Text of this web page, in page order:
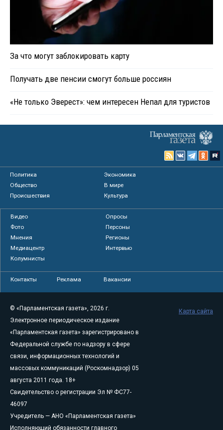
За что могут заблокировать карту
Получать две пенсии смогут больше россиян
«Не только Эверест»: чем интересен Непал для туристов
Политика
Экономика
Общество
В мире
Происшествия
Культура
Видео
Опросы
Фото
Персоны
Мнения
Регионы
Медиацентр
Интервью
Колумнисты
Контакты Реклама Вакансии
© «Парламентская газета», 2026 г.
Электронное периодическое издание
«Парламентская газета» зарегистрировано в
Федеральной службе по надзору в сфере
связи, информационных технологий и
массовых коммуникаций (Роскомнадзор) 05
августа 2011 года. 18+
Свидетельство о регистрации Эл № ФС77-
46097
Учредитель — АНО «Парламентская газета»
Исполняющий обязанности главного
Карта сайта